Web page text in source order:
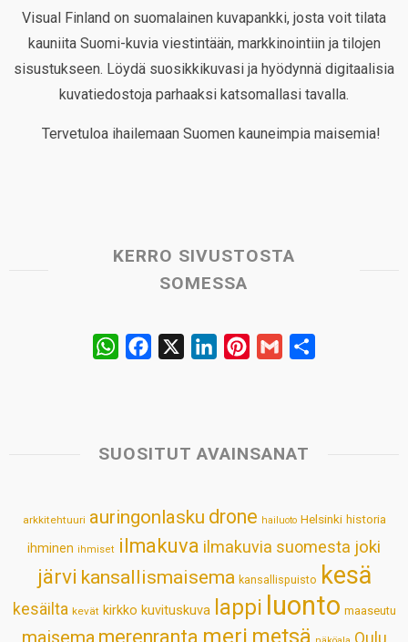
Visual Finland on suomalainen kuvapankki, josta voit tilata
kauniita Suomi-kuvia viestintään, markkinointiin ja tilojen
sisustukseen. Löydä suosikkikuvasi ja hyödynnä digitaalisia
kuvatiedostoja parhaaksi katsomallasi tavalla.
Tervetuloa ihailemaan Suomen kauneimpia maisemia!
KERRO SIVUSTOSTA
SOMESSA
W
s
p
b
k
e
n
e
s
t
l
SUOSITUT AVAINSANAT
arkkitehtuuri auringonlasku drone hailuoto Helsinki historia
ihminen ihmiset ilmakuva ilmakuvia suomesta joki
järvi kansallismaisema kansallispuisto kesä
kesäilta kevät kirkko kuvituskuva lappi luonto maaseutu
merenranta meri metsä